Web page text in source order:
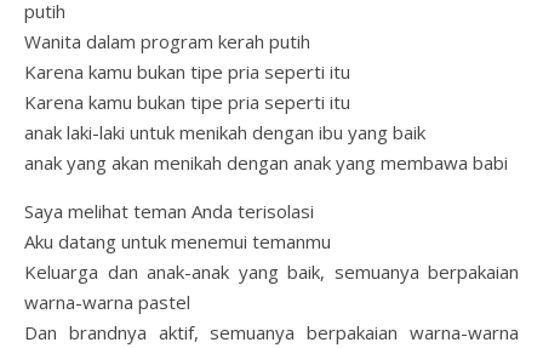
putih
Wanita dalam program kerah putih
Karena kamu bukan tipe pria seperti itu
Karena kamu bukan tipe pria seperti itu
anak laki-laki untuk menikah dengan ibu yang baik
anak yang akan menikah dengan anak yang membawa babi
Saya melihat teman Anda terisolasi
Aku datang untuk menemui temanmu
Keluarga dan anak-anak yang baik, semuanya berpakaian
warna-warna pastel
Dan brandnya aktif, semuanya berpakaian warna-warna